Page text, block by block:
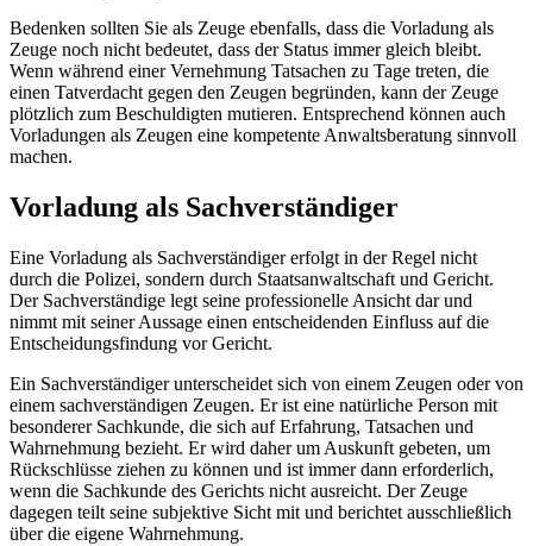
Bedenken sollten Sie als Zeuge ebenfalls, dass die Vorladung als
Zeuge noch nicht bedeutet, dass der Status immer gleich bleibt.
Wenn während einer Vernehmung Tatsachen zu Tage treten, die
einen Tatverdacht gegen den Zeugen begründen, kann der Zeuge
plötzlich zum Beschuldigten mutieren. Entsprechend können auch
Vorladungen als Zeugen eine kompetente Anwaltsberatung sinnvoll
machen.
Vorladung als Sachverständiger
Eine Vorladung als Sachverständiger erfolgt in der Regel nicht
durch die Polizei, sondern durch Staatsanwaltschaft und Gericht.
Der Sachverständige legt seine professionelle Ansicht dar und
nimmt mit seiner Aussage einen entscheidenden Einfluss auf die
Entscheidungsfindung vor Gericht.
Ein Sachverständiger unterscheidet sich von einem Zeugen oder von
einem sachverständigen Zeugen. Er ist eine natürliche Person mit
besonderer Sachkunde, die sich auf Erfahrung, Tatsachen und
Wahrnehmung bezieht. Er wird daher um Auskunft gebeten, um
Rückschlüsse ziehen zu können und ist immer dann erforderlich,
wenn die Sachkunde des Gerichts nicht ausreicht. Der Zeuge
dagegen teilt seine subjektive Sicht mit und berichtet ausschließlich
über die eigene Wahrnehmung.